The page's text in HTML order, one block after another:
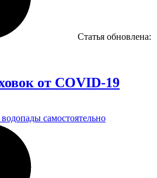
Статья обновлена:
от COVID-19